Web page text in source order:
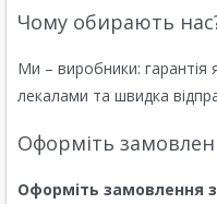
Чому обирають
Ми – виробники: гарантія
лекалами та швидка
Оформіть
Оформіть замовлення